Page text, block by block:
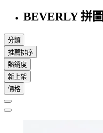
BEVERLY 拼圖
分類
推薦排序
熱銷度
新上架
價格